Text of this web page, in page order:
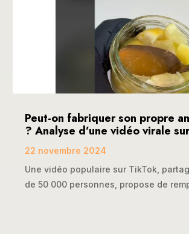
Peut-on fabriquer son propre
? Analyse d’une vidéo virale
22 novembre 2024
Une vidéo populaire sur TikTok,
de 50 000 personnes, propose de